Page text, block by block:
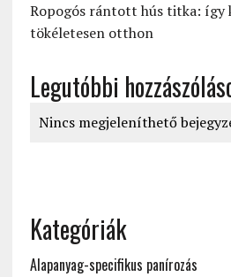
Ropogós rántott hús titka: így
tökéletesen otthon
Legutóbbi
Nincs megjeleníthető
Kategóriák
Alapanyag-specifikus panírozás